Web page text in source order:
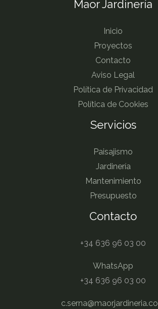
Maor Jardinería
Inicio
Proyectos
Contacto
Aviso Legal
Política de Privacidad
Política de Cookies
Servicios
Paisajismo
Jardinería
Mantenimiento
Presupuesto
Contacto
+34 636 96 03 00
WhatsApp
+34 636 96 03 00